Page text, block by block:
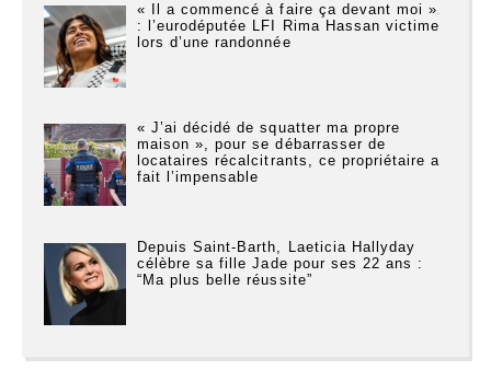
« Il a commencé à faire ça devant moi »
: l’eurodéputée LFI Rima Hassan victime
lors d’une randonnée
« J’ai décidé de squatter ma propre
maison », pour se débarrasser de
locataires récalcitrants, ce propriétaire a
fait l’impensable
Depuis Saint-Barth, Laeticia Hallyday
célèbre sa fille Jade pour ses 22 ans :
“Ma plus belle réussite”